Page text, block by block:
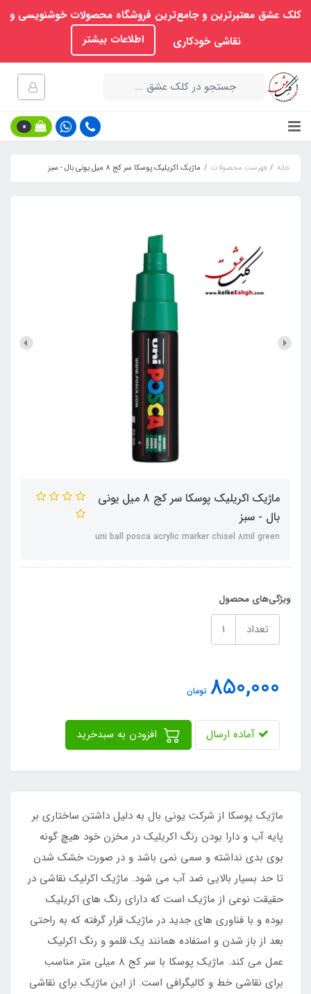
کلک عشق معتبرترین و جامع‌ترین فروشگاه محصولات خوشنویسی و
نقاشی خودکاری
اطلاعات بیشتر
0
خانه فهرست محصولات ماژیک اکریلیک پوسکا سر کج 8 میل یونی بال - سبز
ماژیک اکریلیک پوسکا سر کج 8 میل یونی
بال - سبز
uni ball posca acrylic marker chisel 8mil green
ویژگی‌های محصول
تعداد
850,000 تومان
آماده ارسال
ماژیک پوسکا از شرکت یونی بال به دلیل داشتن ساختاری بر
پایه آب و دارا بودن رنگ اکریلیک در مخزن خود هیچ گونه
بوی بدی نداشته و سمی نمی باشد و در صورت خشک شدن
تا حد بسیار بالایی ضد آب می شود. ماژیک اکرلیک نقاشی در
حقیقت نوعی از ماژیک است که دارای رنگ های اکریلیک
بوده و با فناوری های جدید در ماژیک قرار گرفته که به راحتی
بعد از باز شدن و استفاده همانند یک قلمو و رنگ اکرلیک
عمل می کند. ماژیک پوسکا با سر کج 8 میلی متر مناسب
برای نقاشی خط و کالیگرافی است. از این ماژیک برای نقاشی